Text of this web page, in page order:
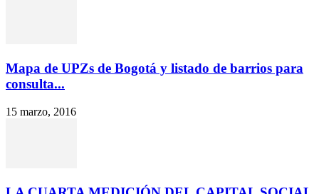
Mapa de UPZs de Bogotá y listado de barrios para
consulta...
15 marzo, 2016